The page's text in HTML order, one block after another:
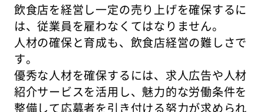
飲食店を経営し一定の売り上げを確保するに
は、従業員を雇わなくてはなりません。
人材の確保と育成も、飲食店経営の難しさで
す。
優秀な人材を確保するには、求人広告や人材
紹介サービスを活用し、魅力的な労働条件を
整備して応募者を引き付ける努力が求められ